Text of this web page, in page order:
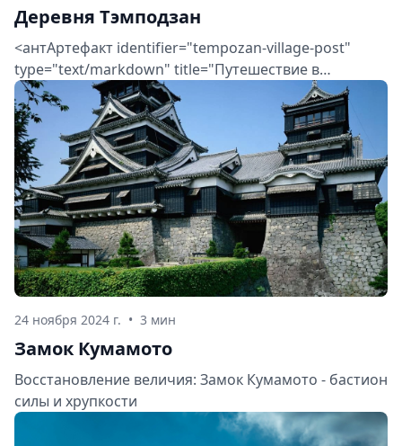
Деревня Тэмподзан
<антАртефакт identifier="tempozan-village-post"
type="text/markdown" title="Путешествие в
загадочный район Тэмподзан в Осаке">
24 ноября 2024 г. • 3 мин
Замок Кумамото
Восстановление величия: Замок Кумамото - бастион
силы и хрупкости